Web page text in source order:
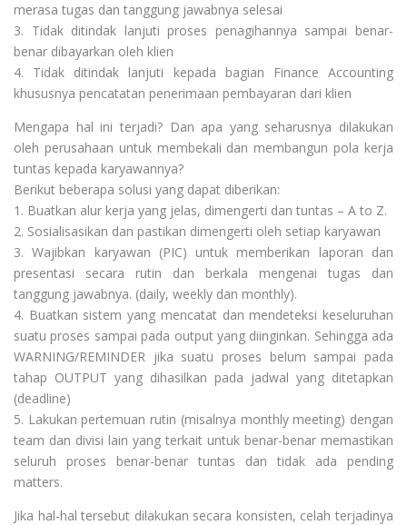
merasa tugas dan tanggung jawabnya selesai
3. Tidak ditindak lanjuti proses penagihannya sampai benar-
benar dibayarkan oleh klien
4. Tidak ditindak lanjuti kepada bagian Finance Accounting
khususnya pencatatan penerimaan pembayaran dari klien
Mengapa hal ini terjadi? Dan apa yang seharusnya dilakukan
oleh perusahaan untuk membekali dan membangun pola kerja
tuntas kepada karyawannya?
Berikut beberapa solusi yang dapat diberikan:
1. Buatkan alur kerja yang jelas, dimengerti dan tuntas – A to Z.
2. Sosialisasikan dan pastikan dimengerti oleh setiap karyawan
3. Wajibkan karyawan (PIC) untuk memberikan laporan dan
presentasi secara rutin dan berkala mengenai tugas dan
tanggung jawabnya. (daily, weekly dan monthly).
4. Buatkan sistem yang mencatat dan mendeteksi keseluruhan
suatu proses sampai pada output yang diinginkan. Sehingga ada
WARNING/REMINDER jika suatu proses belum sampai pada
tahap OUTPUT yang dihasilkan pada jadwal yang ditetapkan
(deadline)
5. Lakukan pertemuan rutin (misalnya monthly meeting) dengan
team dan divisi lain yang terkait untuk benar-benar memastikan
seluruh proses benar-benar tuntas dan tidak ada pending
matters.
Jika hal-hal tersebut dilakukan secara konsisten, celah terjadinya